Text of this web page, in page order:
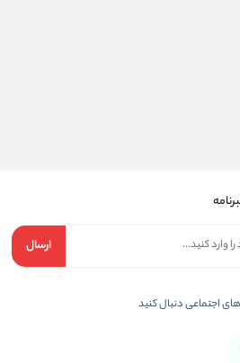
ارسال
اجتماعی دنبال کنید